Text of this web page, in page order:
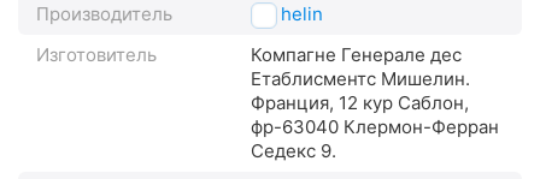
Производитель
Michelin
Изготовитель
Компагне Генерале дес
Етаблисментс Мишелин.
Франция, 12 кур Саблон,
фр-63040 Клермон-Ферран
Седекс 9.